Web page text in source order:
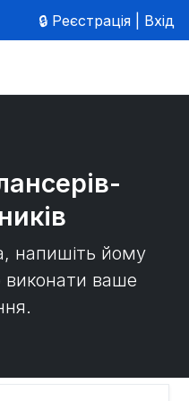
🔒 Реєстрація | Вхід
напишіть йому
виконати ваше